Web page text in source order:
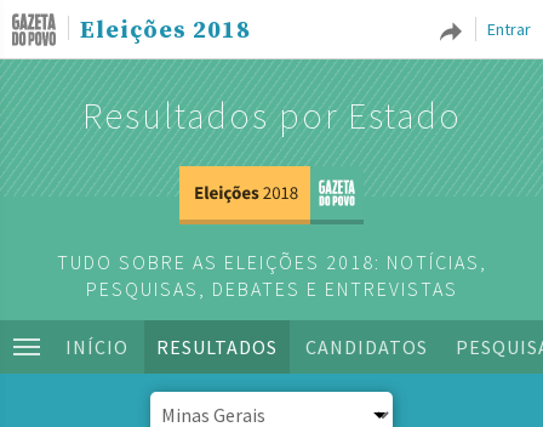
Entrar
Eleições 2018
Resultados por Estado
TUDO SOBRE AS ELEIÇÕES 2018: NOTÍCIAS,
PESQUISAS, DEBATES E ENTREVISTAS
INÍCIO RESULTADOS CANDIDATOS